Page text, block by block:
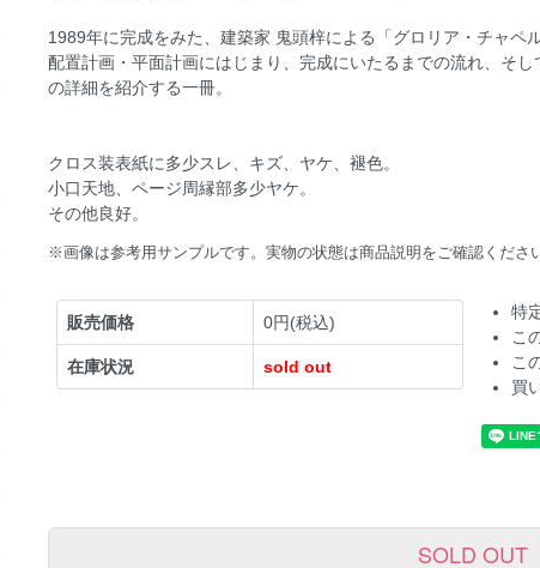
1989年に完成をみた、建築家 鬼頭梓による「グロリア・チャペ
配置計画・平面計画にはじまり、完成にいたるまでの流れ、そし
の詳細を紹介する一冊。
クロス装表紙に多少スレ、キズ、ヤケ、褪色。
小口天地、ページ周縁部多少ヤケ。
その他良好。
※画像は参考用サンプルです。実物の状態は商品説明をご確認くださ
販売価格 0円(税込)
在庫状況 sold out
特
こ
こ
買
SOLD OUT